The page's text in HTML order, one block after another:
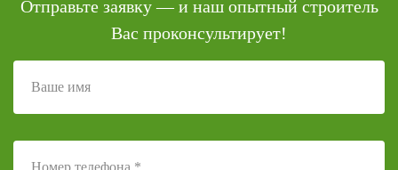
Отправьте заявку — и наш опытный строитель
Вас проконсультирует!